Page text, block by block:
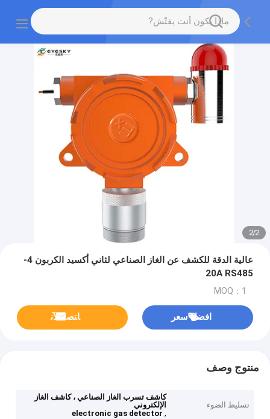
2
/
2
عالية الدقة للكشف عن الغاز الصناعي لثاني أكسيد الكربون 4-
20A RS485
MOQ：1
افضل سعر ﺎﺘﺼﻟ ﺍﻶﻧ
منتوج وصف
تسليط الضوء
كاشف تسرب الغاز الصناعي ، كاشف الغاز
الإلكتروني
,
electronic gas detector